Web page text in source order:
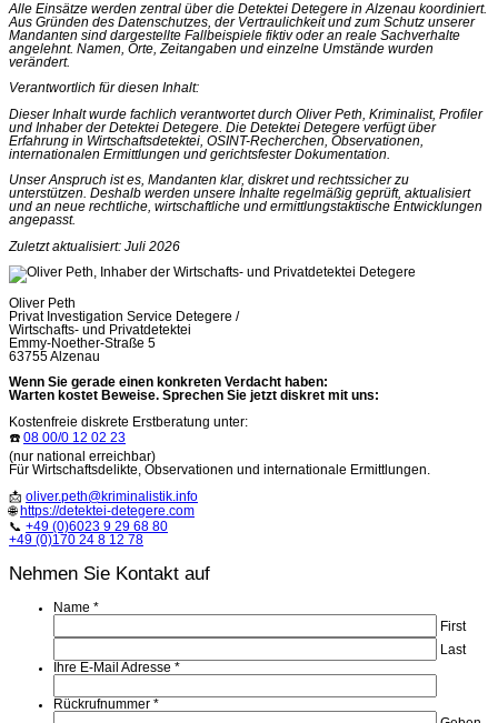
Alle Einsätze werden zentral über die Detektei Detegere in Alzenau koordiniert.
Aus Gründen des Datenschutzes, der Vertraulichkeit und zum Schutz unserer
Mandanten sind dargestellte Fallbeispiele fiktiv oder an reale Sachverhalte
angelehnt. Namen, Orte, Zeitangaben und einzelne Umstände wurden
verändert.
Verantwortlich für diesen Inhalt:
Dieser Inhalt wurde fachlich verantwortet durch Oliver Peth, Kriminalist, Profiler
und Inhaber der Detektei Detegere. Die Detektei Detegere verfügt über
Erfahrung in Wirtschaftsdetektei, OSINT-Recherchen, Observationen,
internationalen Ermittlungen und gerichtsfester Dokumentation.
Unser Anspruch ist es, Mandanten klar, diskret und rechtssicher zu
unterstützen. Deshalb werden unsere Inhalte regelmäßig geprüft, aktualisiert
und an neue rechtliche, wirtschaftliche und ermittlungstaktische Entwicklungen
angepasst.
Zuletzt aktualisiert: Juli 2026
Oliver Peth
Privat Investigation Service Detegere /
Wirtschafts- und Privatdetektei
Emmy-Noether-Straße 5
63755 Alzenau
Wenn Sie gerade einen konkreten Verdacht haben:
Warten kostet Beweise. Sprechen Sie jetzt diskret mit uns:
Kostenfreie diskrete Erstberatung unter:
☎️ 08 00/0 12 02 23
(nur national erreichbar)
Für Wirtschaftsdelikte, Observationen und internationale Ermittlungen.
📩 oliver.peth@kriminalistik.info
🌐 https://detektei-detegere.com
📞 +49 (0)6023 9 29 68 80
+49 (0)170 24 8 12 78
Nehmen Sie Kontakt auf
Name *
First
Last
Ihre E-Mail Adresse *
Rückrufnummer *